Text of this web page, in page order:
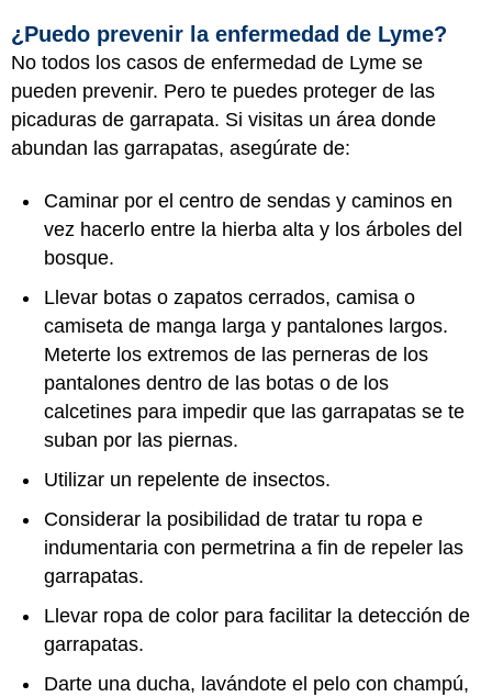
¿Puedo prevenir la enfermedad de Lyme?
No todos los casos de enfermedad de Lyme se
pueden prevenir. Pero te puedes proteger de las
picaduras de garrapata. Si visitas un área donde
abundan las garrapatas, asegúrate de:
Caminar por el centro de sendas y caminos en
vez hacerlo entre la hierba alta y los árboles del
bosque.
Llevar botas o zapatos cerrados, camisa o
camiseta de manga larga y pantalones largos.
Meterte los extremos de las perneras de los
pantalones dentro de las botas o de los
calcetines para impedir que las garrapatas se te
suban por las piernas.
Utilizar un repelente de insectos.
Considerar la posibilidad de tratar tu ropa e
indumentaria con permetrina a fin de repeler las
garrapatas.
Llevar ropa de color para facilitar la detección de
garrapatas.
Darte una ducha, lavándote el pelo con champú,